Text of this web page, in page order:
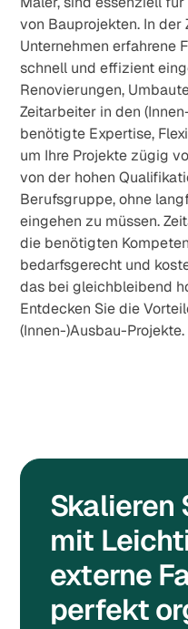
von Bauprojekten. In
Unternehmen erfahrene
schnell und effizient
Renovierungen,
Zeitarbeiter in den
benötigte Expertise,
um Ihre Projekte zügig
von der hohen
Berufsgruppe, ohne
eingehen zu müssen.
die benötigten
bedarfsgerecht und
das bei gleichbleibend
Entdecken Sie die
(Innen-)Ausbau-Projekte.
Skalieren
mit
externe
perfekt